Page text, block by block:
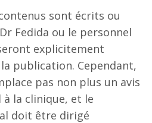
sont écrits ou
Fedida ou le personnel
explicitement
publication. Cependant,
pas non plus un avis
la clinique, et le
doit être dirigé